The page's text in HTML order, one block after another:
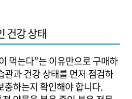
건강 상태
먹는다”는 이유만으로 구매하
관과 건강 상태를 먼저 점검하
충하는지 확인해야 합니다.